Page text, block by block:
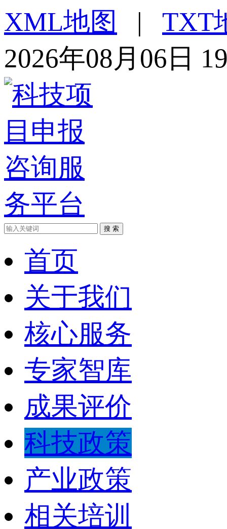
XML地图 | TXT
2026年08月06日
搜 索
首页
关于我们
核心服务
专家智库
成果评价
科技政策
产业政策
相关培训